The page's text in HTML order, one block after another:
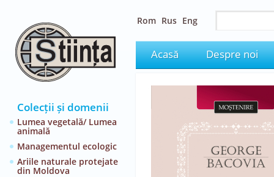
Colecții și domenii
Lumea vegetală/ Lumea
animală
Managementul ecologic
Ariile naturale protejate
din Moldova
Rom Rus Eng
Acasă Despre noi